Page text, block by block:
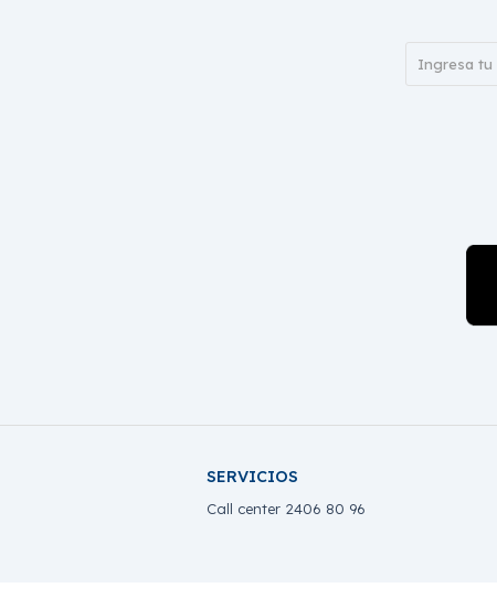
SERVICIOS
Call center 2406 80 96